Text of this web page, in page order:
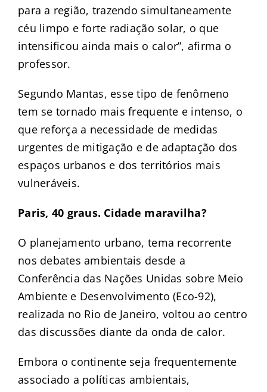
para a região, trazendo simultaneamente
céu limpo e forte radiação solar, o que
intensificou ainda mais o calor”, afirma o
professor.
Segundo Mantas, esse tipo de fenômeno
tem se tornado mais frequente e intenso, o
que reforça a necessidade de medidas
urgentes de mitigação e de adaptação dos
espaços urbanos e dos territórios mais
vulneráveis.
Paris, 40 graus. Cidade maravilha?
O planejamento urbano, tema recorrente
nos debates ambientais desde a
Conferência das Nações Unidas sobre Meio
Ambiente e Desenvolvimento (Eco-92),
realizada no Rio de Janeiro, voltou ao centro
das discussões diante da onda de calor.
Embora o continente seja frequentemente
associado a políticas ambientais,